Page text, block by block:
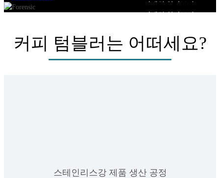
자세히 알아보기
자세히 알아보기
커피 텀블러는 어떠세요?
스테인리스강 제품 생산 공정